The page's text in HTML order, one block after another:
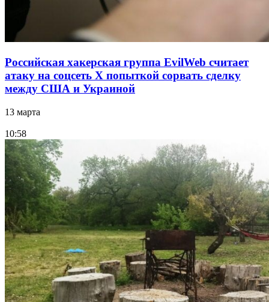
Российская хакерская группа EvilWeb считает
атаку на соцсеть Х попыткой сорвать сделку
между США и Украиной
13 марта
10:58